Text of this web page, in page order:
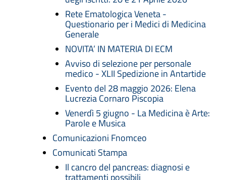
Rete Ematologica Veneta -
Questionario per i Medici di Medicina
Generale
NOVITA’ IN MATERIA DI ECM
Avviso di selezione per personale
medico - XLII Spedizione in Antartide
Evento del 28 maggio 2026: Elena
Lucrezia Cornaro Piscopia
Venerdì 5 giugno - La Medicina è Arte:
Parole e Musica
Comunicazioni Fnomceo
Comunicati Stampa
Il cancro del pancreas: diagnosi e
trattamenti possibili